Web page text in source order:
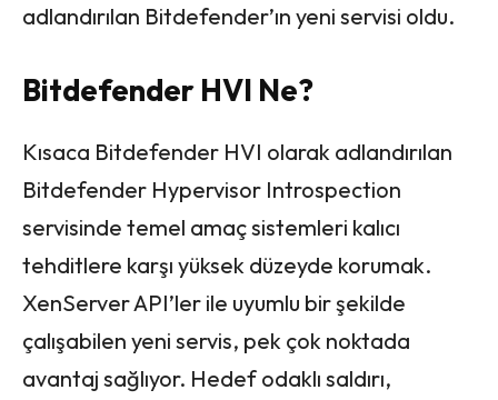
adlandırılan Bitdefender’ın yeni servisi oldu.
Bitdefender HVI Ne?
Kısaca Bitdefender HVI olarak adlandırılan
Bitdefender Hypervisor Introspection
servisinde temel amaç sistemleri kalıcı
tehditlere karşı yüksek düzeyde korumak.
XenServer API’ler ile uyumlu bir şekilde
çalışabilen yeni servis, pek çok noktada
avantaj sağlıyor. Hedef odaklı saldırı,